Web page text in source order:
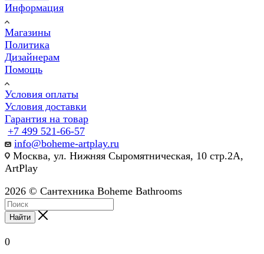
Информация
Магазины
Политика
Дизайнерам
Помощь
Условия оплаты
Условия доставки
Гарантия на товар
+7 499 521-66-57
info@boheme-artplay.ru
Москва, ул. Нижняя Сыромятническая, 10 стр.2А,
ArtPlay
2026 © Сантехника Boheme Bathrooms
Найти
0